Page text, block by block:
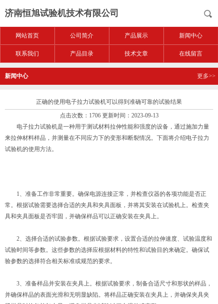
济南恒旭试验机技术有限公司
网站首页 公司简介 产品展示 新闻中心
联系我们 产品目录 技术文章 在线留言
新闻中心 更多>>
正确的使用电子拉力试验机可以得到准确可靠的试验结果
点击次数：1706 更新时间：2023-09-13
电子拉力试验机是一种用于测试材料拉伸性能和强度的设备，通过施加力量
来拉伸材料样品，并测量在不同应力下的变形和断裂情况。下面将介绍电子拉力
试验机的使用方法。
1、准备工作非常重要。确保电源连接正常，并检查仪器的各项功能是否正
常。根据试验需要选择合适的夹具和夹具面板，并将其安装在试验机上。检查夹
具和夹具面板是否牢固，并确保样品可以正确安装在夹具上。
2、选择合适的试验参数。根据试验要求，设置合适的拉伸速度、试验温度和
试验时间等参数。这些参数的选择应根据材料的特性和试验目的来确定。确保试
验参数的选择符合相关标准或规范的要求。
3、准备样品并安装在夹具上。根据试验要求，制备合适尺寸和形状的样品，
并确保样品的表面光滑和无明显缺陷。将样品正确安装在夹具上，并确保夹具夹